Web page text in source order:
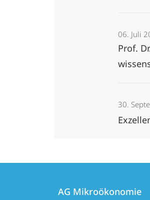
06. Juli
Prof.
30.
AG Mikroökonomie